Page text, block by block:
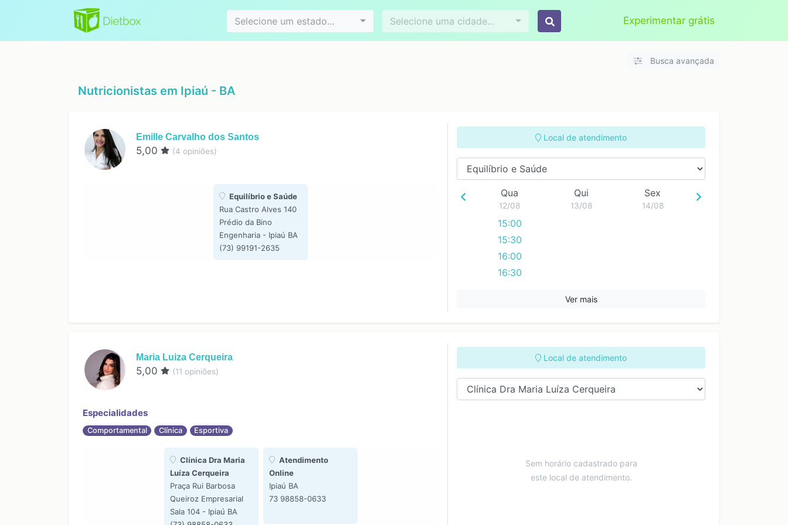
Selecione um estado... Selecione uma cidade... Experimentar grátis
Videoconferência Aplicar
Busca avançada
Nutricionistas em Ipiaú - BA
Emille Carvalho dos Santos
5,00 (4 opiniões)
Equilíbrio e Saúde
Rua Castro Alves 140
Prédio da Bino
Engenharia - Ipiaú BA
(73) 99191-2635
Local de atendimento
Qua
12/08
15:00
15:30
16:00
16:30
Qui
13/08
Sex
14/08
Ver mais
Maria Luiza Cerqueira
5,00 (11 opiniões)
Especialidades
Comportamental Clínica Esportiva
Clínica Dra Maria
Luíza Cerqueira
Praça Rui Barbosa
Queiroz Empresarial
Sala 104 - Ipiaú BA
Atendimento
Online
Ipiaú BA
73 98858-0633
Local de atendimento
Sem horário cadastrado para
este local de atendimento.